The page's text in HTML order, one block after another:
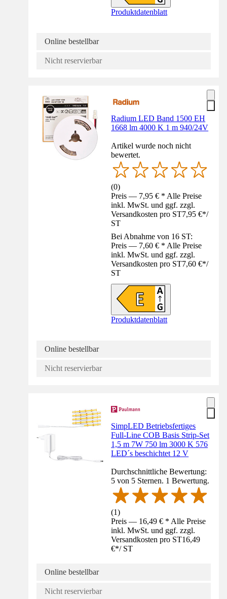
Produktdatenblatt
Online bestellbar
Nicht reservierbar
Radium LED Band 1500 EH
1668 lm 4000 K 1 m 940/24V
Artikel wurde noch nicht
bewertet.
(0)
Preis — 7,95 € * Alle Preise
inkl. MwSt. und ggf. zzgl.
Versandkosten pro ST7,95 €*/
ST
Bei Abnahme von 16 ST:
Preis — 7,60 € * Alle Preise
inkl. MwSt. und ggf. zzgl.
Versandkosten pro ST7,60 €*/
ST
Produktdatenblatt
Online bestellbar
Nicht reservierbar
SimpLED Betriebsfertiges
Full-Line COB Basis Strip-Set
1,5 m 7W 750 lm 3000 K 576
LED´s beschichtet 12 V
Durchschnittliche Bewertung:
5 von 5 Sternen. 1 Bewertung.
(1)
Preis — 16,49 € * Alle Preise
inkl. MwSt. und ggf. zzgl.
Versandkosten pro ST16,49
€*/ ST
Online bestellbar
Nicht reservierbar